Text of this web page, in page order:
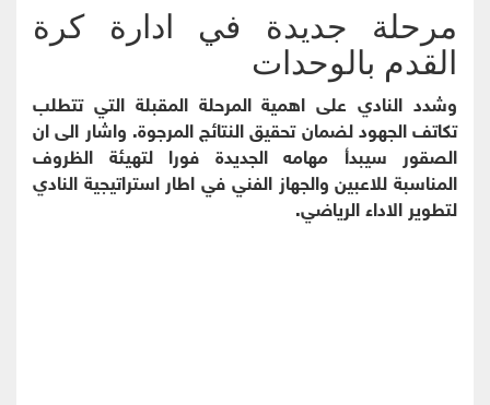
مرحلة جديدة في ادارة كرة
القدم بالوحدات
وشدد النادي على اهمية المرحلة المقبلة التي تتطلب
تكاتف الجهود لضمان تحقيق النتائج المرجوة. واشار الى ان
الصقور سيبدأ مهامه الجديدة فورا لتهيئة الظروف
المناسبة للاعبين والجهاز الفني في اطار استراتيجية النادي
لتطوير الاداء الرياضي.